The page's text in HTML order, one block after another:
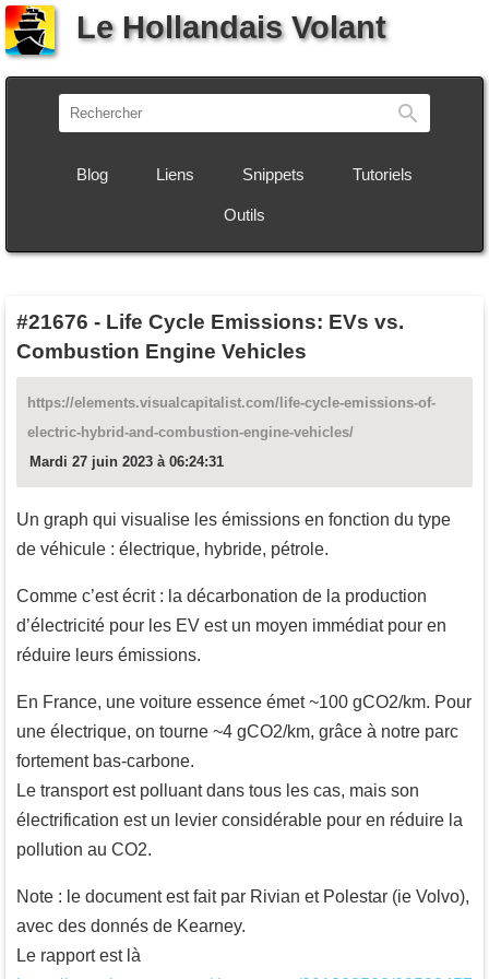
Le Hollandais Volant
Blog Liens Snippets Tutoriels
Outils
#21676 - Life Cycle Emissions: EVs vs.
Combustion Engine Vehicles
https://elements.visualcapitalist.com/life-cycle-emissions-of-
electric-hybrid-and-combustion-engine-vehicles/
Mardi 27 juin 2023 à 06:24:31
Un graph qui visualise les émissions en fonction du type
de véhicule : électrique, hybride, pétrole.
Comme c’est écrit : la décarbonation de la production
d’électricité pour les EV est un moyen immédiat pour en
réduire leurs émissions.
En France, une voiture essence émet ~100 gCO2/km. Pour
une électrique, on tourne ~4 gCO2/km, grâce à notre parc
fortement bas-carbone.
Le transport est polluant dans tous les cas, mais son
électrification est un levier considérable pour en réduire la
pollution au CO2.
Note : le document est fait par Rivian et Polestar (ie Volvo),
avec des donnés de Kearney.
Le rapport est là